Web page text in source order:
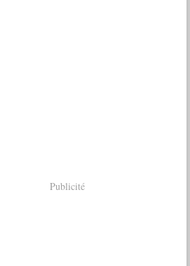
Publicité